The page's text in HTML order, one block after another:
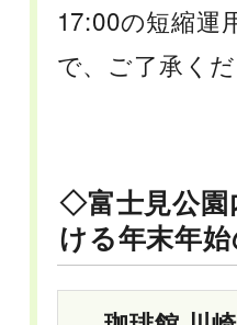
17:00の短縮運
で、ご了承くだ
◇富士見公園
ける年末年